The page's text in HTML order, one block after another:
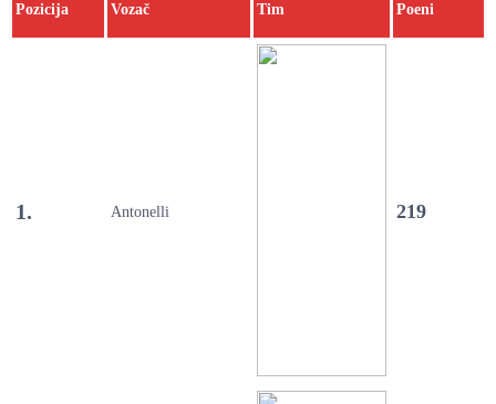
Pozicija Vozač Tim Poeni
1. Antonelli 219